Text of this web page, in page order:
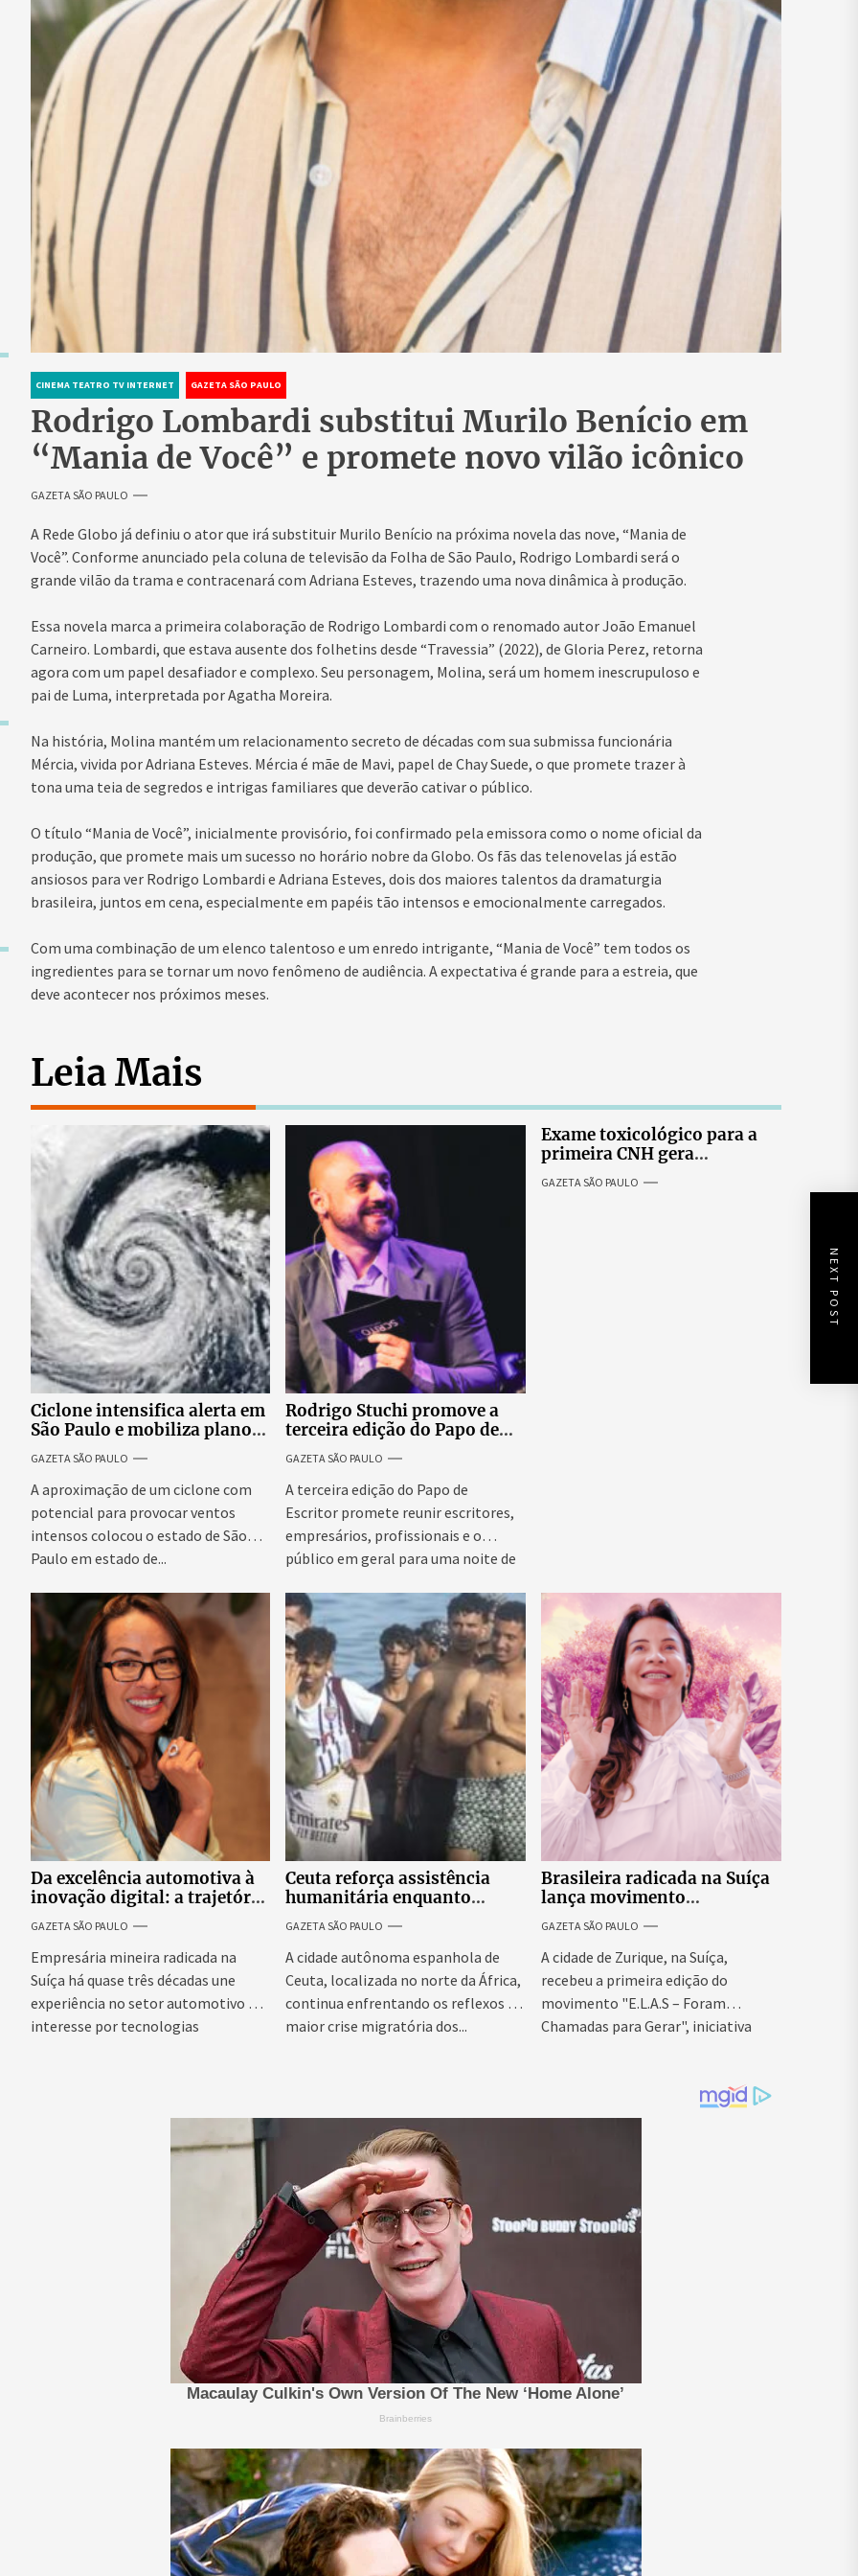
CINEMA TEATRO TV INTERNET GAZETA SÃO PAULO
Rodrigo Lombardi substitui Murilo Benício em
“Mania de Você” e promete novo vilão icônico
GAZETA SÃO PAULO
A Rede Globo já definiu o ator que irá substituir Murilo Benício na próxima novela das nove, “Mania de
Você”. Conforme anunciado pela coluna de televisão da Folha de São Paulo, Rodrigo Lombardi será o
grande vilão da trama e contracenará com Adriana Esteves, trazendo uma nova dinâmica à produção.
Essa novela marca a primeira colaboração de Rodrigo Lombardi com o renomado autor João Emanuel
Carneiro. Lombardi, que estava ausente dos folhetins desde “Travessia” (2022), de Gloria Perez, retorna
agora com um papel desafiador e complexo. Seu personagem, Molina, será um homem inescrupuloso e
pai de Luma, interpretada por Agatha Moreira.
Na história, Molina mantém um relacionamento secreto de décadas com sua submissa funcionária
Mércia, vivida por Adriana Esteves. Mércia é mãe de Mavi, papel de Chay Suede, o que promete trazer à
tona uma teia de segredos e intrigas familiares que deverão cativar o público.
O título “Mania de Você”, inicialmente provisório, foi confirmado pela emissora como o nome oficial da
produção, que promete mais um sucesso no horário nobre da Globo. Os fãs das telenovelas já estão
ansiosos para ver Rodrigo Lombardi e Adriana Esteves, dois dos maiores talentos da dramaturgia
brasileira, juntos em cena, especialmente em papéis tão intensos e emocionalmente carregados.
Com uma combinação de um elenco talentoso e um enredo intrigante, “Mania de Você” tem todos os
ingredientes para se tornar um novo fenômeno de audiência. A expectativa é grande para a estreia, que
deve acontecer nos próximos meses.
NEXT POST
Leia Mais
Ciclone intensifica alerta em
São Paulo e mobiliza plano
emergencial para evitar
impactos no fornecimento
de energia
GAZETA SÃO PAULO
A aproximação de um ciclone com
potencial para provocar ventos
intensos colocou o estado de São
Paulo em estado de...
Rodrigo Stuchi promove a
terceira edição do Papo de
Escritor, podcast ao vivo que
reúne especialistas para
discutir saúde mental e
prosperidade.
GAZETA SÃO PAULO
A terceira edição do Papo de
Escritor promete reunir escritores,
empresários, profissionais e o
público em geral para uma noite de
Exame toxicológico para a
primeira CNH gera
denúncias de cortes
excessivos de cabelo e
GAZETA SÃO PAULO
Da excelência automotiva à
inovação digital: a trajetória
internacional da empresária
Adriene Silva
GAZETA SÃO PAULO
Empresária mineira radicada na
Suíça há quase três décadas une
experiência no setor automotivo e
interesse por tecnologias
Ceuta reforça assistência
humanitária enquanto
Espanha busca evitar nova
onda migratória
GAZETA SÃO PAULO
A cidade autônoma espanhola de
Ceuta, localizada no norte da África,
continua enfrentando os reflexos da
maior crise migratória dos...
Brasileira radicada na Suíça
lança movimento
internacional voltado ao
fortalecimento da identidade
feminina
GAZETA SÃO PAULO
A cidade de Zurique, na Suíça,
recebeu a primeira edição do
movimento "E.L.A.S – Foram
Chamadas para Gerar", iniciativa